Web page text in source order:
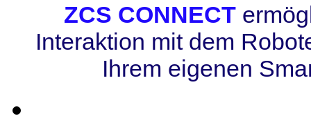
ZCS CONNECT
Interaktion mit dem
Ihrem eigenen